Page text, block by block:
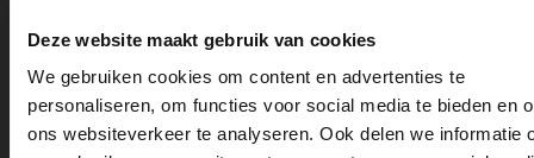
Deze website maakt gebruik van cookies
We gebruiken cookies om content en advertenties te
personaliseren, om functies voor social media te bieden en
ons websiteverkeer te analyseren. Ook delen we informatie